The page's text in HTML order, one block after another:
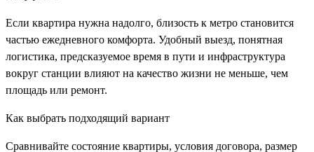
Если квартира нужна надолго, близость к метро становится
частью ежедневного комфорта. Удобный выезд, понятная
логистика, предсказуемое время в пути и инфраструктура
вокруг станции влияют на качество жизни не меньше, чем
площадь или ремонт.
Как выбрать подходящий вариант
Сравнивайте состояние квартиры, условия договора, размер